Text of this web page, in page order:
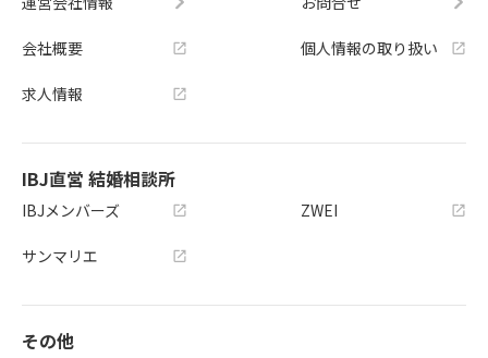
会社概要
求人情報
個人情報の取り扱い
IBJ直営 結婚相談所
IBJメンバーズ
サンマリエ
ZWEI
その他